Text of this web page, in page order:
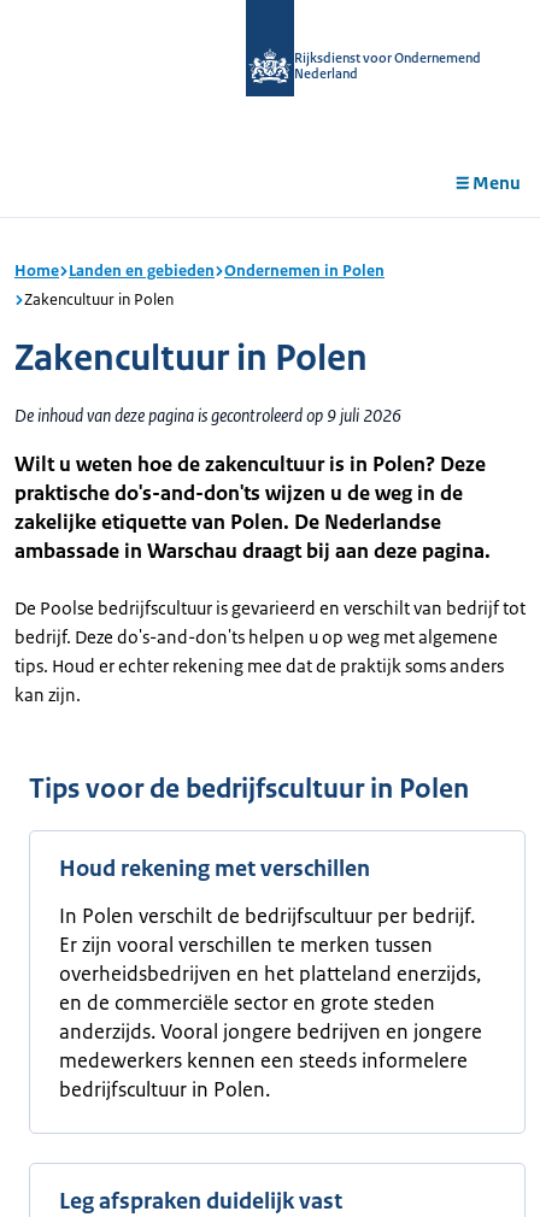
Rijksdienst voor Ondernemend
Nederland
Menu
Home Landen en gebieden Ondernemen in Polen
Zakencultuur in Polen
Zakencultuur in Polen
De inhoud van deze pagina is gecontroleerd op 9 juli 2026
Wilt u weten hoe de zakencultuur is in Polen? Deze
praktische do's-and-don'ts wijzen u de weg in de
zakelijke etiquette van Polen. De Nederlandse
ambassade in Warschau draagt bij aan deze pagina.
De Poolse bedrijfscultuur is gevarieerd en verschilt van bedrijf tot
bedrijf. Deze do's-and-don'ts helpen u op weg met algemene
tips. Houd er echter rekening mee dat de praktijk soms anders
kan zijn.
Tips voor de bedrijfscultuur in Polen
Houd rekening met verschillen
In Polen verschilt de bedrijfscultuur per bedrijf.
Er zijn vooral verschillen te merken tussen
overheidsbedrijven en het platteland enerzijds,
en de commerciële sector en grote steden
anderzijds. Vooral jongere bedrijven en jongere
medewerkers kennen een steeds informelere
bedrijfscultuur in Polen.
Leg afspraken duidelijk vast